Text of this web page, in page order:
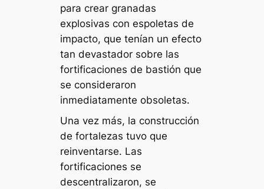
para crear granadas
explosivas con espoletas de
impacto, que tenían un efecto
tan devastador sobre las
fortificaciones de bastión que
se consideraron
inmediatamente obsoletas.
Una vez más, la construcción
de fortalezas tuvo que
reinventarse. Las
fortificaciones se
descentralizaron, se